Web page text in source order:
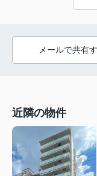
メールで共有
近隣の物件